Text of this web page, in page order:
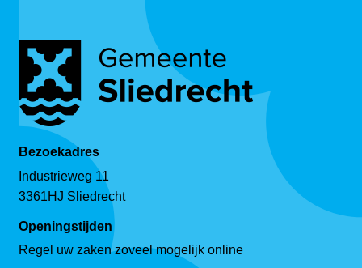
Bezoekadres
Industrieweg 11
3361HJ Sliedrecht
Openingstijden
Regel uw zaken zoveel mogelijk online